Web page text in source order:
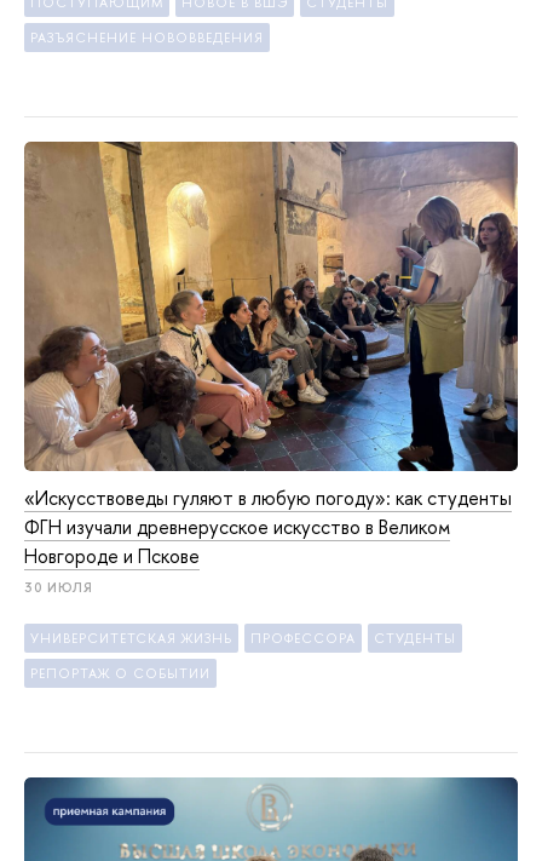
РАЗЪЯСНЕНИЕ НОВОВВЕДЕНИЯ
«Искусствоведы гуляют в любую погоду»: как студенты
ФГН изучали древнерусское искусство в Великом
Новгороде и Пскове
30 ИЮЛЯ
УНИВЕРСИТЕТСКАЯ ЖИЗНЬ ПРОФЕССОРА СТУДЕНТЫ
РЕПОРТАЖ О СОБЫТИИ